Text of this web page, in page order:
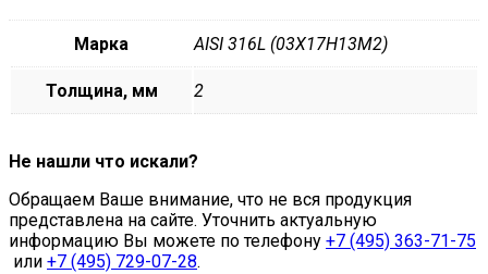
Марка AISI 316L (03Х17Н13М2)
Толщина, мм 2
Не нашли что искали?
Обращаем Ваше внимание, что не вся продукция
представлена на сайте. Уточнить актуальную
информацию Вы можете по телефону +7 (495) 363-71-75
или +7 (495) 729-07-28.